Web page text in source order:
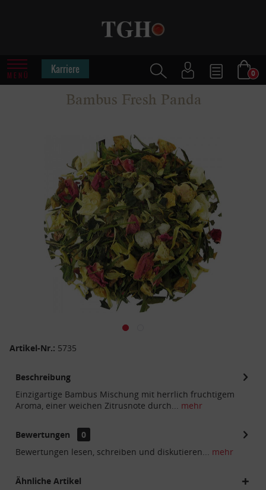
MENÜ Karriere 0
Bambus Fresh Panda
Artikel-Nr.: 5735
Beschreibung
Einzigartige Bambus Mischung mit herrlich fruchtigem
Aroma, einer weichen Zitrusnote durch... mehr
Bewertungen
0
Bewertungen lesen, schreiben und diskutieren... mehr
Ähnliche Artikel